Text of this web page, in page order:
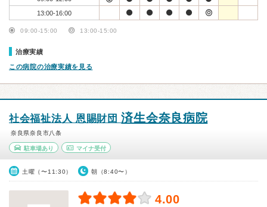
13:00-16:00
09:00-15:00 13:00-15:00
治療実績
この病院の治療実績を見る
社会福祉法人 恩賜財団済生会奈良病院
奈良県奈良市八条
駐車場あり マイナ受付
土曜（〜11:30） 朝（8:40〜）
4.00